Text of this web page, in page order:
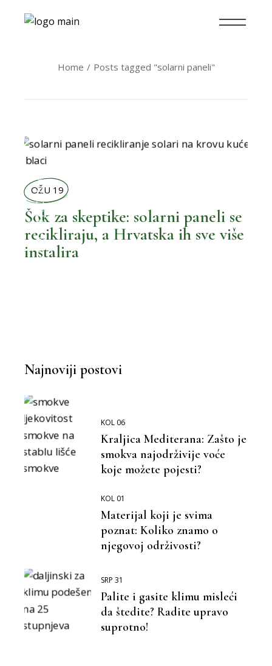
Home Posts tagged "solarni paneli"
BOLJA POTROŠNJA
OŽU 19
Šok za skeptike: solarni paneli se
recikliraju, a Hrvatska ih sve više
instalira
Najnoviji postovi
KOL 06
Kraljica Mediterana: Zašto je
smokva najodrživije voće
koje možete pojesti?
KOL 01
Materijal koji je svima
poznat: Koliko znamo o
njegovoj održivosti?
SRP 31
Palite i gasite klimu misleći
da štedite? Radite upravo
suprotno!